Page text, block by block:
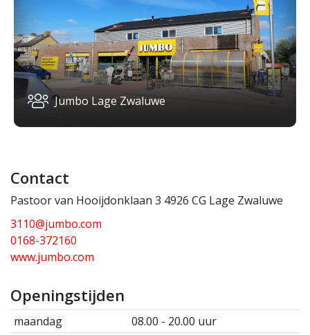
Jumbo Lage Zwaluwe
Contact
Pastoor van Hooijdonklaan 3 4926 CG Lage Zwaluwe
3110@jumbo.com
0168-372160
www.jumbo.com
Openingstijden
maandag
08.00 - 20.00 uur